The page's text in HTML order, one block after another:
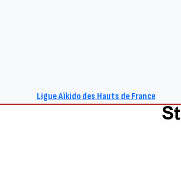
Ligue Aïkido des Hauts de France